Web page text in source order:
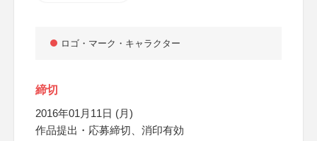
ロゴ・マーク・キャラクター
締切
2016年01月11日 (月)
作品提出・応募締切、消印有効